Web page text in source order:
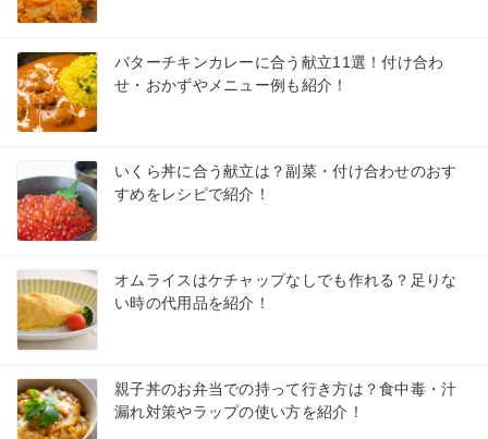
バターチキンカレーに合う献立11選！付け合わ
せ・おかずやメニュー例も紹介！
いくら丼に合う献立は？副菜・付け合わせのおす
すめをレシピで紹介！
オムライスはケチャップなしでも作れる？足りな
い時の代用品を紹介！
親子丼のお弁当での持って行き方は？食中毒・汁
漏れ対策やラップの使い方を紹介！